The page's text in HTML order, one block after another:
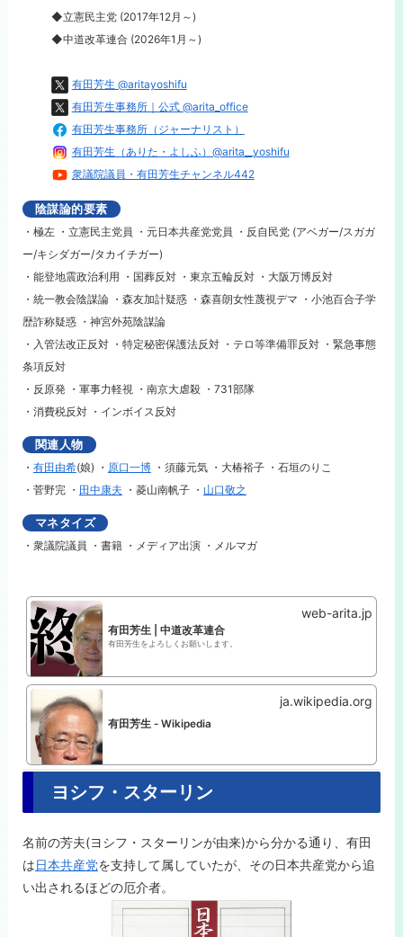
◆立憲民主党 (2017年12月～)
◆中道改革連合 (2026年1月～)
有田芳生 @aritayoshifu
有田芳生事務所｜公式 @arita_office
有田芳生事務所（ジャーナリスト）
有田芳生（ありた・よしふ）@arita__yoshifu
衆議院議員・有田芳生チャンネル442
陰謀論的要素
・極左 ・立憲民主党員 ・元日本共産党党員 ・反自民党 (アベガー/スガガ
ー/キシダガー/タカイチガー)
・能登地震政治利用 ・国葬反対 ・東京五輪反対 ・大阪万博反対
・統一教会陰謀論 ・森友加計疑惑 ・森喜朗女性蔑視デマ ・小池百合子学
歴詐称疑惑 ・神宮外苑陰謀論
・入管法改正反対 ・特定秘密保護法反対 ・テロ等準備罪反対 ・緊急事態
条項反対
・反原発 ・軍事力軽視 ・南京大虐殺 ・731部隊
・消費税反対 ・インボイス反対
関連人物
・ 有田由希(娘) ・ 原口一博・ 須藤元気 ・ 大椿裕子 ・ 石垣のりこ
・菅野完 ・ 田中康夫 ・ 菱山南帆子 ・ 山口敬之
マネタイズ
・衆議院議員 ・書籍 ・メディア出演 ・メルマガ
有田芳生 | 中道改革連合
有田芳生をよろしくお願いします。
web-arita.jp
有田芳生 - Wikipedia
ja.wikipedia.org
ヨシフ・スターリン
名前の芳夫(ヨシフ・スターリンが由来)から分かる通り、有田
は日本共産党を支持して属していたが、その日本共産党から追
い出されるほどの厄介者。